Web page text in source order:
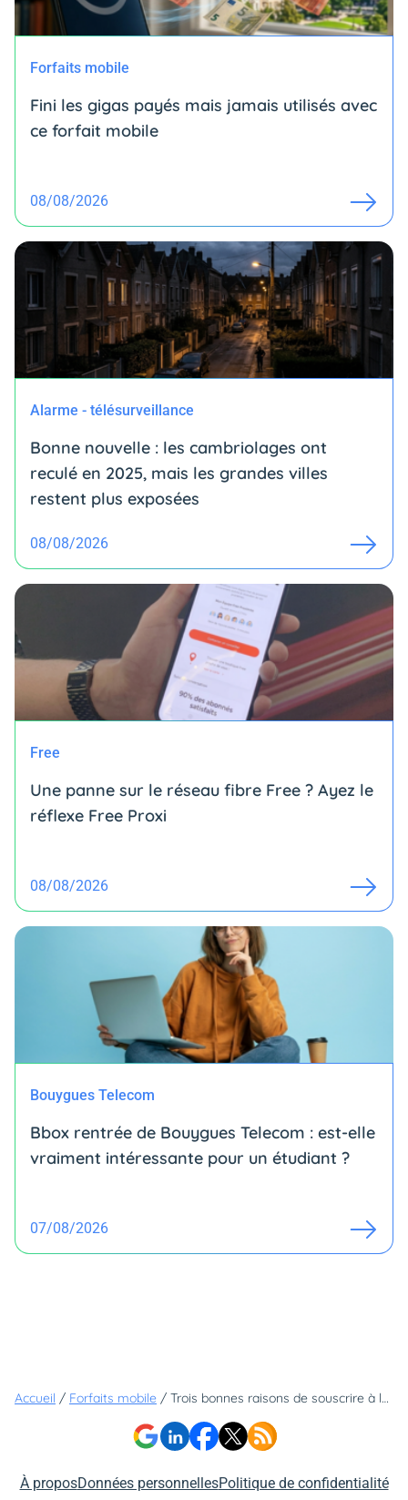
Forfaits mobile
Fini les gigas payés mais jamais utilisés avec
ce forfait mobile
08/08/2026
Alarme - télésurveillance
Bonne nouvelle : les cambriolages ont
reculé en 2025, mais les grandes villes
restent plus exposées
08/08/2026
Free
Une panne sur le réseau fibre Free ? Ayez le
réflexe Free Proxi
08/08/2026
Bouygues Telecom
Bbox rentrée de Bouygues Telecom : est-elle
vraiment intéressante pour un étudiant ?
07/08/2026
Accueil / Forfaits mobile / Trois bonnes raisons de souscrire à la Série Free, le forfait star de chez Free
À proposDonnées personnellesPolitique de confidentialité